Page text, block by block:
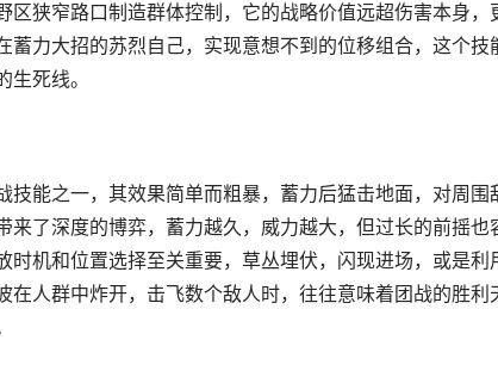
狭窄路口制造群体控制，它的战略价值远超伤害本身，
力大招的苏烈自己，实现意想不到的位移组合，这个技
死线。
能之一，其效果简单而粗暴，蓄力后猛击地面，对周围
了深度的博弈，蓄力越久，威力越大，但过长的前摇也
机和位置选择至关重要，草丛埋伏，闪现进场，或是利
人群中炸开，击飞数个敌人时，往往意味着团战的胜利